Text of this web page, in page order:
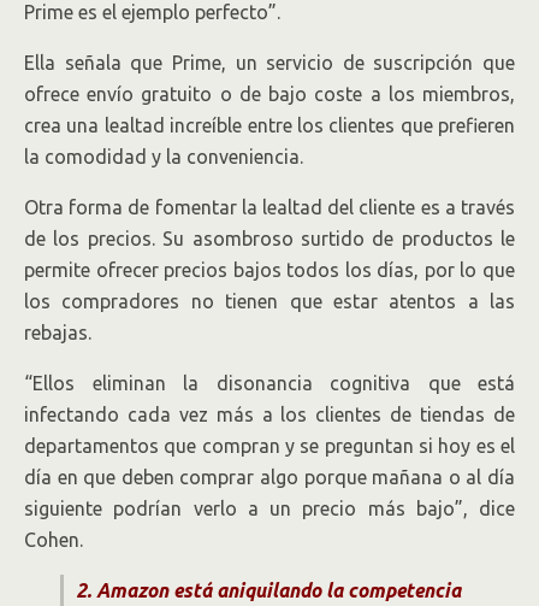
Prime es el ejemplo perfecto”.
Ella señala que Prime, un servicio de suscripción que
ofrece envío gratuito o de bajo coste a los miembros,
crea una lealtad increíble entre los clientes que prefieren
la comodidad y la conveniencia.
Otra forma de fomentar la lealtad del cliente es a través
de los precios. Su asombroso surtido de productos le
permite ofrecer precios bajos todos los días, por lo que
los compradores no tienen que estar atentos a las
rebajas.
“Ellos eliminan la disonancia cognitiva que está
infectando cada vez más a los clientes de tiendas de
departamentos que compran y se preguntan si hoy es el
día en que deben comprar algo porque mañana o al día
siguiente podrían verlo a un precio más bajo”, dice
Cohen.
2. Amazon está aniquilando la competencia